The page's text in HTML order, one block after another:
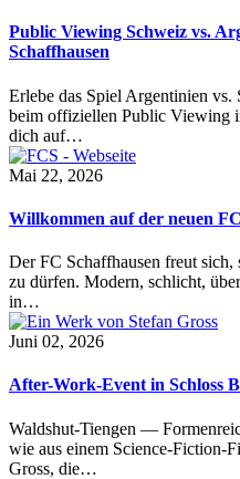
Public Viewing Schweiz vs.
Schaffhausen
Erlebe das Spiel Argentinien
beim offiziellen Public Viewing
dich auf…
Mai 22, 2026
Willkommen auf der neuen
Der FC Schaffhausen freut sich,
zu dürfen. Modern, schlicht,
in…
Juni 02, 2026
After-Work-Event in Schloss
Waldshut-Tiengen —
wie aus einem Science-Fiction-
Gross, die…